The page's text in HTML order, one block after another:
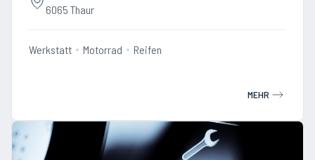
6065 Thaur
Werkstatt Motorrad Reifen
MEHR